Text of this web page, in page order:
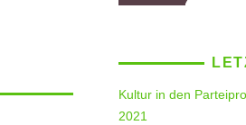
Kultur in den
2021